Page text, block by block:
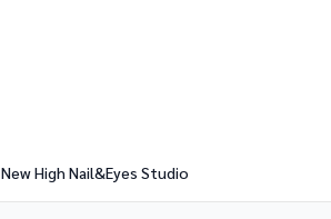
New High Nail&Eyes Studio